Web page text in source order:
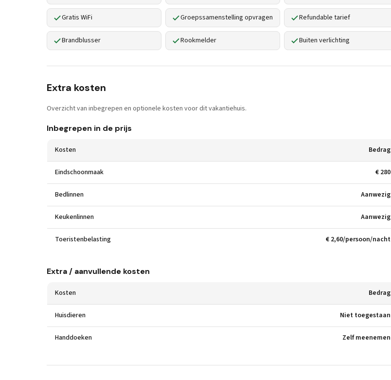
Gratis WiFi Groepssamenstelling opvragen Refundable tarief
Brandblusser Rookmelder Buiten verlichting
Extra kosten
Overzicht van inbegrepen en optionele kosten voor dit vakantiehuis.
Inbegrepen in de prijs
Kosten Bedrag
Eindschoonmaak € 280
Bedlinnen Aanwezig
Keukenlinnen Aanwezig
Toeristenbelasting € 2,60/persoon/nacht
Extra / aanvullende kosten
Kosten Bedrag
Huisdieren Niet toegestaan
Handdoeken Zelf meenemen